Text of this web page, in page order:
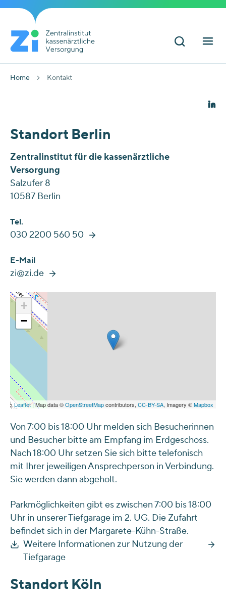
Home Kontakt
Standort Berlin
Zentralinstitut für die kassenärztliche
Versorgung
Salzufer 8
10587 Berlin
Tel.
030 2200 560 50
E-Mail
zi@zi.de
+
−
Leaflet| Map data ©OpenStreetMapcontributors, CC-BY-SA, Imagery ©Mapbox
Von 7:00 bis 18:00 Uhr melden sich Besucherinnen
und Besucher bitte am Empfang im Erdgeschoss.
Nach 18:00 Uhr setzen Sie sich bitte telefonisch
mit Ihrer jeweiligen Ansprechperson in Verbindung.
Sie werden dann abgeholt.
Parkmöglichkeiten gibt es zwischen 7:00 bis 18:00
Uhr in unserer Tiefgarage im 2. UG. Die Zufahrt
befindet sich in der Margarete-Kühn-Straße.
Weitere Informationen zur Nutzung der
Tiefgarage
Standort Köln